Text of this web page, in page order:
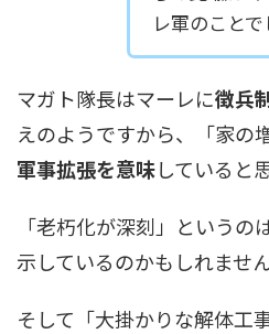
レ軍のことで
マガト隊長はマーレに徴兵
えのようですから、「家の
軍事拡張を意味していると
「老朽化が深刻」という
示しているのかもしれません
そして「大掛かりな解体工